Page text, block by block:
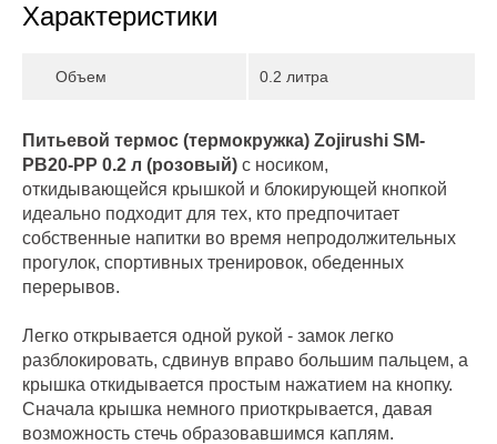
Характеристики
Объем 0.2 литра
Питьевой термос (термокружка) Zojirushi SM-
PB20-PP 0.2 л (розовый) с носиком,
откидывающейся крышкой и блокирующей кнопкой
идеально подходит для тех, кто предпочитает
собственные напитки во время непродолжительных
прогулок, спортивных тренировок, обеденных
перерывов.
Легко открывается одной рукой - замок легко
разблокировать, сдвинув вправо большим пальцем, а
крышка откидывается простым нажатием на кнопку.
Сначала крышка немного приоткрывается, давая
возможность стечь образовавшимся каплям.